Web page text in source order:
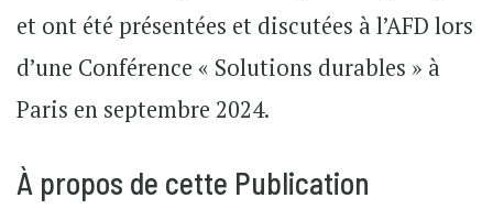
et ont été présentées et discutées à l’AFD lors
d’une Conférence « Solutions durables » à
Paris en septembre 2024.
À propos de cette Publication